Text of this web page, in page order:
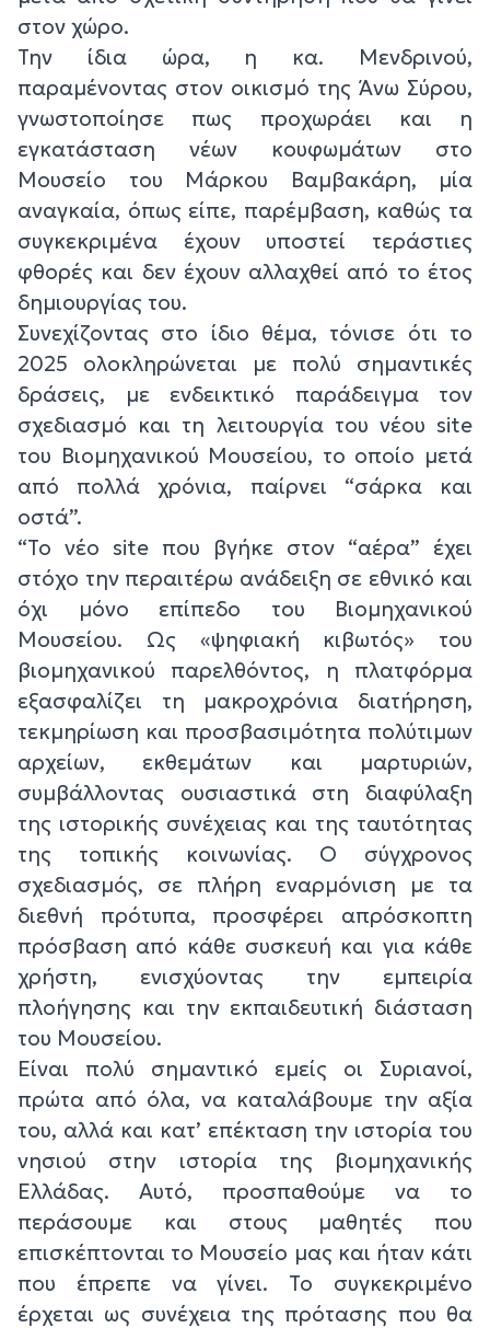
στον χώρο.
Την ίδια ώρα, η κα. Μενδρινού,
παραμένοντας στον οικισμό της Άνω Σύρου,
γνωστοποίησε πως προχωράει και η
εγκατάσταση νέων κουφωμάτων στο
Μουσείο του Μάρκου Βαμβακάρη, μία
αναγκαία, όπως είπε, παρέμβαση, καθώς τα
συγκεκριμένα έχουν υποστεί τεράστιες
φθορές και δεν έχουν αλλαχθεί από το έτος
δημιουργίας του.
Συνεχίζοντας στο ίδιο θέμα, τόνισε ότι το
2025 ολοκληρώνεται με πολύ σημαντικές
δράσεις, με ενδεικτικό παράδειγμα τον
σχεδιασμό και τη λειτουργία του νέου site
του Βιομηχανικού Μουσείου, το οποίο μετά
από πολλά χρόνια, παίρνει “σάρκα και
οστά”.
“Το νέο site που βγήκε στον “αέρα” έχει
στόχο την περαιτέρω ανάδειξη σε εθνικό και
όχι μόνο επίπεδο του Βιομηχανικού
Μουσείου. Ως «ψηφιακή κιβωτός» του
βιομηχανικού παρελθόντος, η πλατφόρμα
εξασφαλίζει τη μακροχρόνια διατήρηση,
τεκμηρίωση και προσβασιμότητα πολύτιμων
αρχείων, εκθεμάτων και μαρτυριών,
συμβάλλοντας ουσιαστικά στη διαφύλαξη
της ιστορικής συνέχειας και της ταυτότητας
της τοπικής κοινωνίας. Ο σύγχρονος
σχεδιασμός, σε πλήρη εναρμόνιση με τα
διεθνή πρότυπα, προσφέρει απρόσκοπτη
πρόσβαση από κάθε συσκευή και για κάθε
χρήστη, ενισχύοντας την εμπειρία
πλοήγησης και την εκπαιδευτική διάσταση
του Μουσείου.
Είναι πολύ σημαντικό εμείς οι Συριανοί,
πρώτα από όλα, να καταλάβουμε την αξία
του, αλλά και κατ’ επέκταση την ιστορία του
νησιού στην ιστορία της βιομηχανικής
Ελλάδας. Αυτό, προσπαθούμε να το
περάσουμε και στους μαθητές που
επισκέπτονται το Μουσείο μας και ήταν κάτι
που έπρεπε να γίνει. Το συγκεκριμένο
έρχεται ως συνέχεια της πρότασης που θα